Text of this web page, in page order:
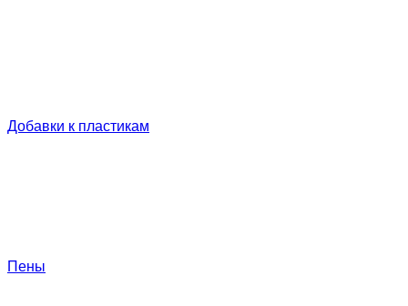
Добавки к пластикам
Пены